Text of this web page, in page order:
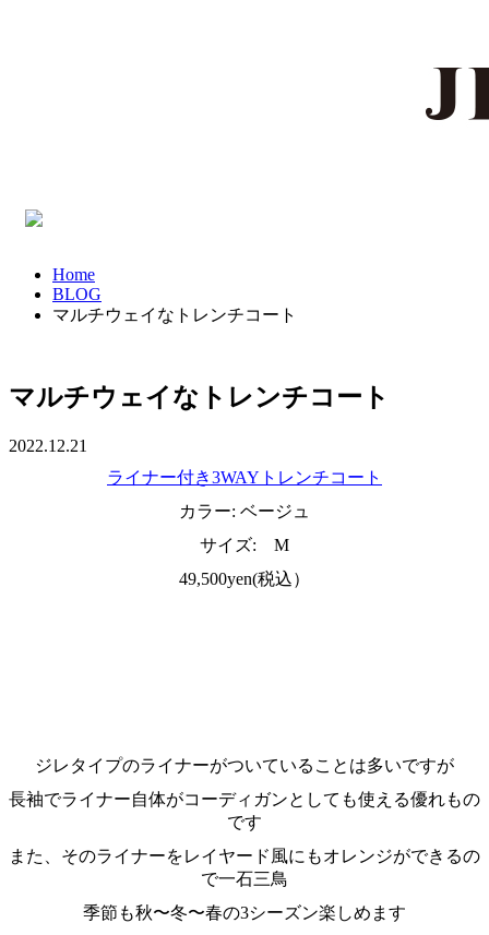
Home
BLOG
マルチウェイなトレンチコート
マルチウェイなトレンチコート
2022.12.21
ライナー付き3WAYトレンチコート
カラー: ベージュ
サイズ: M
49,500yen(税込）
ジレタイプのライナーがついていることは多いですが
長袖でライナー自体がコーディガンとしても使える優れもの
です
また、そのライナーをレイヤード風にもオレンジができるの
で一石三鳥
季節も秋〜冬〜春の3シーズン楽しめます